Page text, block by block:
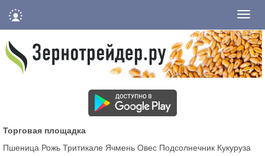
Торговая площадка
Пшеница Рожь Тритикале Ячмень Овес Подсолнечник Кукуруза